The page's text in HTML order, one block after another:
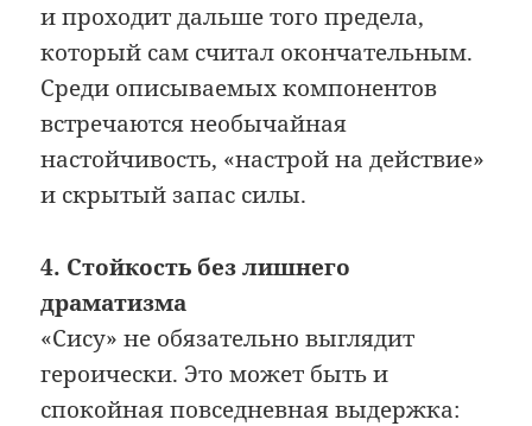
и проходит дальше того предела,
который сам считал окончательным.
Среди описываемых компонентов
встречаются необычайная
настойчивость, «настрой на действие»
и скрытый запас силы.
4. Стойкость без лишнего
драматизма
«Сису» не обязательно выглядит
героически. Это может быть и
спокойная повседневная выдержка: